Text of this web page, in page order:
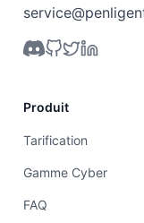
Produit
Tarification
Gamme Cyber
FAQ